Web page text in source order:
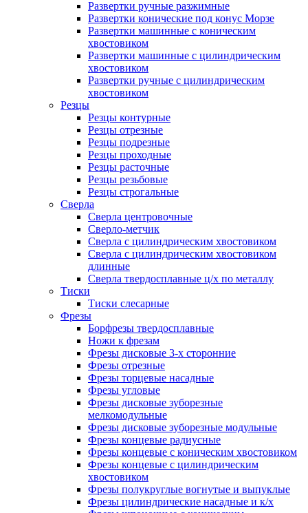
Развертки ручные разжимные
Развертки конические под конус Морзе
Развертки машинные с коническим
хвостовиком
Развертки машинные с цилиндрическим
хвостовиком
Развертки ручные с цилиндрическим
хвостовиком
Резцы
Резцы контурные
Резцы отрезные
Резцы подрезные
Резцы проходные
Резцы расточные
Резцы резьбовые
Резцы строгальные
Сверла
Сверла центровочные
Сверло-метчик
Сверла с цилиндрическим хвостовиком
Сверла с цилиндрическим хвостовиком
длинные
Сверла твердосплавные ц/х по металлу
Тиски
Тиски слесарные
Фрезы
Борфрезы твердосплавные
Ножи к фрезам
Фрезы дисковые 3-х сторонние
Фрезы отрезные
Фрезы торцевые насадные
Фрезы угловые
Фрезы дисковые зуборезные
мелкомодульные
Фрезы дисковые зуборезные модульные
Фрезы концевые радиусные
Фрезы концевые с коническим хвостовиком
Фрезы концевые с цилиндрическим
хвостовиком
Фрезы полукруглые вогнутые и выпуклые
Фрезы цилиндрические насадные и к/х